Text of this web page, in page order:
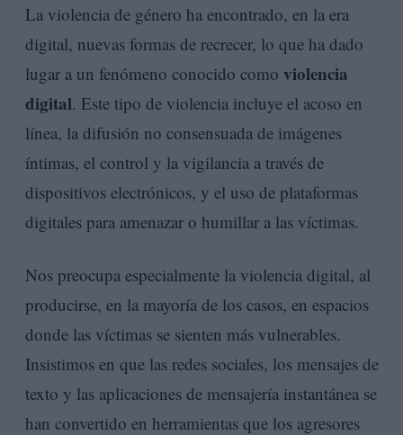
La violencia de género ha encontrado, en la era
digital, nuevas formas de recrecer, lo que ha dado
lugar a un fenómeno conocido como violencia
digital. Este tipo de violencia incluye el acoso en
línea, la difusión no consensuada de imágenes
íntimas, el control y la vigilancia a través de
dispositivos electrónicos, y el uso de plataformas
digitales para amenazar o humillar a las víctimas.
Nos preocupa especialmente la violencia digital, al
producirse, en la mayoría de los casos, en espacios
donde las víctimas se sienten más vulnerables.
Insistimos en que las redes sociales, los mensajes de
texto y las aplicaciones de mensajería instantánea se
han convertido en herramientas que los agresores